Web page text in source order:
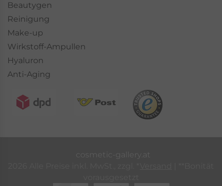
Beautygen
Reinigung
Make-up
Wirkstoff-Ampullen
Hyaluron
Anti-Aging
cosmetic-gallery.at